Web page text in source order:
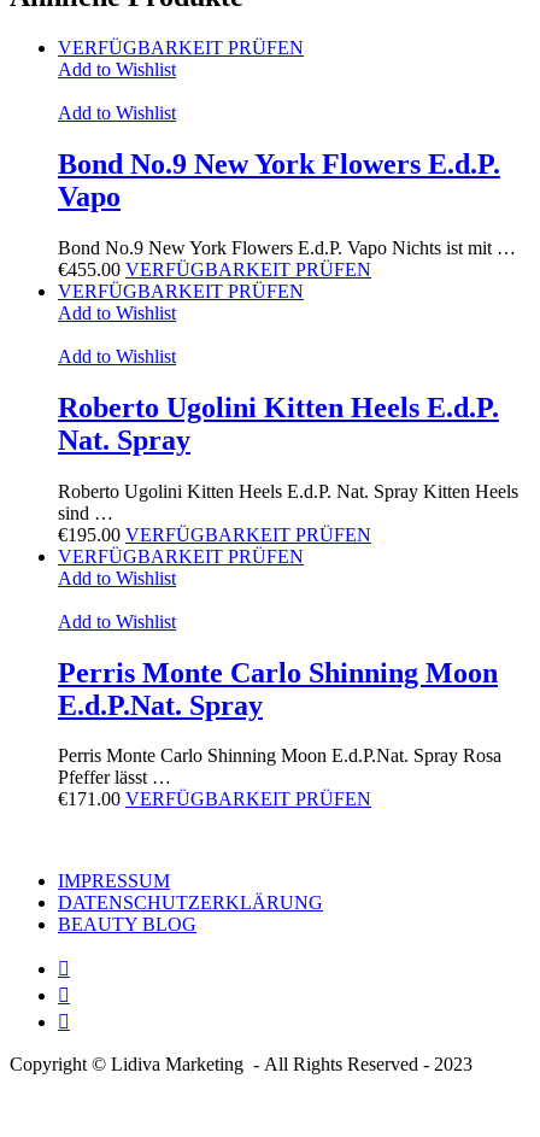
VERFÜGBARKEIT PRÜFEN
Add to Wishlist
Add to Wishlist
Bond No.9 New York Flowers E.d.P.
Vapo
Bond No.9 New York Flowers E.d.P. Vapo Nichts ist mit …
€455.00 VERFÜGBARKEIT PRÜFEN
VERFÜGBARKEIT PRÜFEN
Add to Wishlist
Add to Wishlist
Roberto Ugolini Kitten Heels E.d.P.
Nat. Spray
Roberto Ugolini Kitten Heels E.d.P. Nat. Spray Kitten Heels
sind …
€195.00 VERFÜGBARKEIT PRÜFEN
VERFÜGBARKEIT PRÜFEN
Add to Wishlist
Add to Wishlist
Perris Monte Carlo Shinning Moon
E.d.P.Nat. Spray
Perris Monte Carlo Shinning Moon E.d.P.Nat. Spray Rosa
Pfeffer lässt …
€171.00 VERFÜGBARKEIT PRÜFEN
IMPRESSUM
DATENSCHUTZERKLÄRUNG
BEAUTY BLOG
Copyright © Lidiva Marketing - All Rights Reserved - 2023